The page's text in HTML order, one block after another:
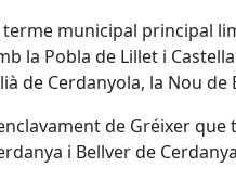
terme municipal principal
la Pobla de Lillet i
de Cerdanyola, la Nou
de Gréixer
i Bellver de